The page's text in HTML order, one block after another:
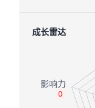
成长雷达
0